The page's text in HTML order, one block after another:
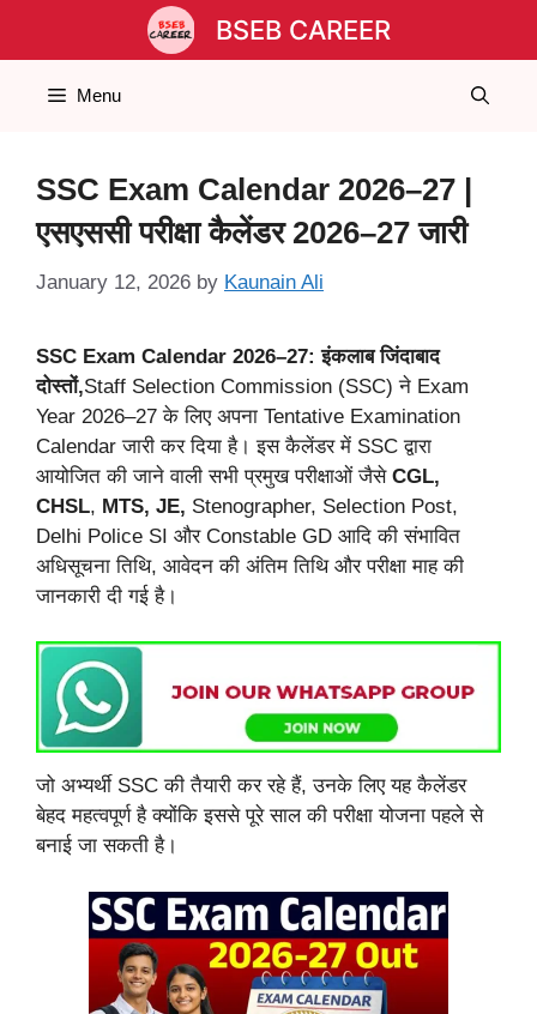
BSEB CAREER
Menu
SSC Exam Calendar 2026–27 |
एसएससी परीक्षा कैलेंडर 2026–27 जारी
January 12, 2026 by Kaunain Ali
SSC Exam Calendar 2026–27: इंकलाब जिंदाबाद
दोस्तों,Staff Selection Commission (SSC) ने Exam
Year 2026–27 के लिए अपना Tentative Examination
Calendar जारी कर दिया है। इस कैलेंडर में SSC द्वारा
आयोजित की जाने वाली सभी प्रमुख परीक्षाओं जैसे CGL,
CHSL, MTS, JE, Stenographer, Selection Post,
Delhi Police SI और Constable GD आदि की संभावित
अधिसूचना तिथि, आवेदन की अंतिम तिथि और परीक्षा माह की
जानकारी दी गई है।
जो अभ्यर्थी SSC की तैयारी कर रहे हैं, उनके लिए यह कैलेंडर
बेहद महत्वपूर्ण है क्योंकि इससे पूरे साल की परीक्षा योजना पहले से
बनाई जा सकती है।